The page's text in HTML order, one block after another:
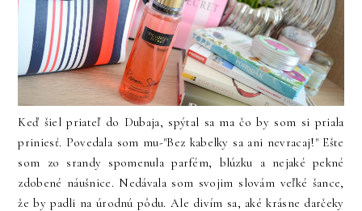
Keď šiel priateľ do Dubaja, spýtal sa ma čo by som si priala
priniesť. Povedala som mu-"Bez kabelky sa ani nevracaj!" Ešte
som zo srandy spomenula parfém, blúzku a nejaké pekné
zdobené náušnice. Nedávala som svojim slovám veľké šance,
že by padli na úrodnú pôdu. Ale divím sa, aké krásne darčeky